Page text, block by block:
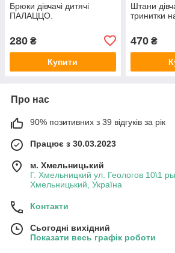
Брюки дівчачі дитячі
ПАЛАЦЦО.
280 ₴
Купити
Штани
тринитки
470₴
Про нас
90% позитивних з 39 відгуків за рік
Працює з 30.03.2023
м. Хмельницький
Г. Хмельницкий ул. Геологов 10\1
Хмельницький, Україна
Контакти
Сьогодні вихідний
Показати весь графік роботи